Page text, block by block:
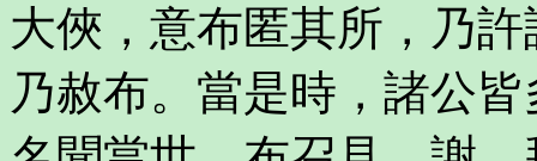
大俠，意布匿其所，乃
乃赦布。當是時，諸公